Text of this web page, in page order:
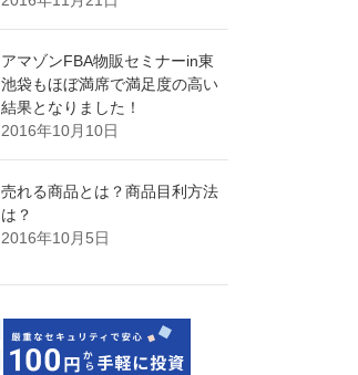
アマゾンFBA物販セミナーin東
池袋もほぼ満席で満足度の高い
結果となりました！
2016年10月10日
売れる商品とは？商品目利方法
は？
2016年10月5日